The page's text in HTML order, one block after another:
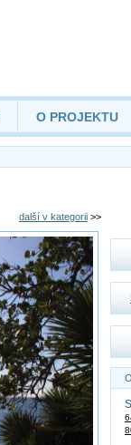
O PROJEKTU
další v kategorii >>